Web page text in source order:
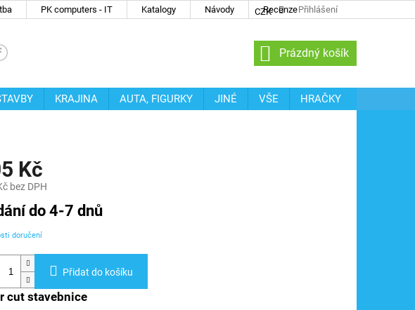
PK computers - IT Katalogy Návody Recenze
CZK Přihlášení
NÁKUPNÍ
KOŠÍK
Prázdný košík
KRAJINA AUTA, FIGURKY JINÉ VŠE
HRAČKY
Kč
bez DPH
do 4-7 dnů
doručení
Přidat do košíku
cut stavebnice